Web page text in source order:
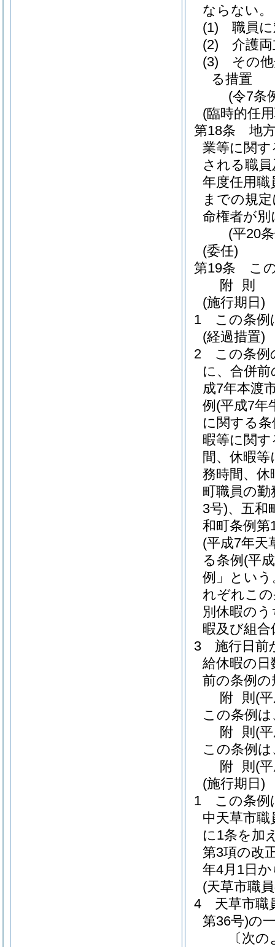
ならない。
(1)
職員
(2)
介護
(3)
その
る措置
(令7条
(臨時的任
第18条
地
業等に関
される職
年度任用
までの規
命権者が
(平20
(委任)
第19条
こ
附 則
(施行期日)
1
この条例
(経過措置)
2
この条例
に、合併
成7年本渡
例 (平成7年
に関する条
暇等に関す
間、休暇
務時間、休
町職員の
3号)、五和
和町条例第
(平成7年天
る条例 (平
例」という
れぞれこ
別休暇の
暇及び組
3
施行日前
給休暇の
前の条例
附 則 (
この条例
附 則 (
この条例
附 則 (
(施行期日)
1
この条例
中天草市
に1条を加
第3項の改
年4月1日
(天草市職
4
天草市職
第36号)の
〔次